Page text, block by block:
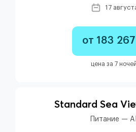
17
от 183
цена за 7 ночей
Standard Sea
Питание — AI